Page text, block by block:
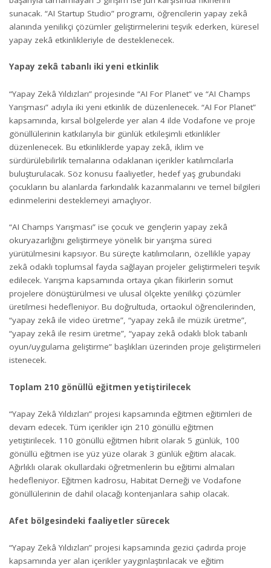
sunacak. “AI Startup Studio” programı, öğrencilerin yapay zekâ
alanında yenilikçi çözümler geliştirmelerini teşvik ederken, küresel
yapay zekâ etkinlikleriyle de desteklenecek.
Yapay zekâ tabanlı iki yeni etkinlik
“Yapay Zekâ Yıldızları” projesinde “AI For Planet” ve “AI Champs
Yarışması” adıyla iki yeni etkinlik de düzenlenecek. “AI For Planet”
kapsamında, kırsal bölgelerde yer alan 4 ilde Vodafone ve proje
gönüllülerinin katkılarıyla bir günlük etkileşimli etkinlikler
düzenlenecek. Bu etkinliklerde yapay zekâ, iklim ve
sürdürülebilirlik temalarına odaklanan içerikler katılımcılarla
buluşturulacak. Söz konusu faaliyetler, hedef yaş grubundaki
çocukların bu alanlarda farkındalık kazanmalarını ve temel bilgileri
edinmelerini desteklemeyi amaçlıyor.
“AI Champs Yarışması” ise çocuk ve gençlerin yapay zekâ
okuryazarlığını geliştirmeye yönelik bir yarışma süreci
yürütülmesini kapsıyor. Bu süreçte katılımcıların, özellikle yapay
zekâ odaklı toplumsal fayda sağlayan projeler geliştirmeleri teşvik
edilecek. Yarışma kapsamında ortaya çıkan fikirlerin somut
projelere dönüştürülmesi ve ulusal ölçekte yenilikçi çözümler
üretilmesi hedefleniyor. Bu doğrultuda, ortaokul öğrencilerinden,
“yapay zekâ ile video üretme”, “yapay zekâ ile müzik üretme”,
“yapay zekâ ile resim üretme”, “yapay zekâ odaklı blok tabanlı
oyun/uygulama geliştirme” başlıkları üzerinden proje geliştirmeleri
istenecek.
Toplam 210 gönüllü eğitmen yetiştirilecek
“Yapay Zekâ Yıldızları” projesi kapsamında eğitmen eğitimleri de
devam edecek. Tüm içerikler için 210 gönüllü eğitmen
yetiştirilecek. 110 gönüllü eğitmen hibrit olarak 5 günlük, 100
gönüllü eğitmen ise yüz yüze olarak 3 günlük eğitim alacak.
Ağırlıklı olarak okullardaki öğretmenlerin bu eğitimi almaları
hedefleniyor. Eğitmen kadrosu, Habitat Derneği ve Vodafone
gönüllülerinin de dahil olacağı kontenjanlara sahip olacak.
Afet bölgesindeki faaliyetler sürecek
“Yapay Zekâ Yıldızları” projesi kapsamında gezici çadırda proje
kapsamında yer alan içerikler yaygınlaştırılacak ve eğitim